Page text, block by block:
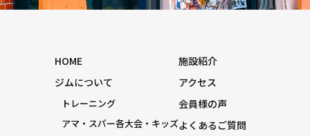
HOME
ジムについて
トレーニング
アマ・スパー各大会・キッズ
施設紹介
アクセス
会員様の声
よくあるご質問